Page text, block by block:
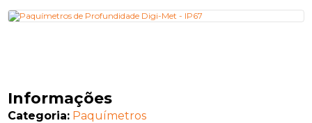
Informações
Categoria: Paquímetros